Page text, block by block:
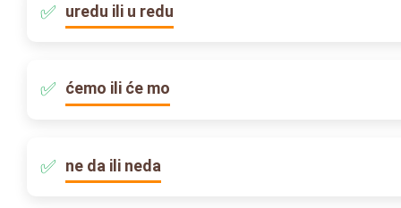
uredu ili u redu
ćemo ili će mo
ne da ili neda